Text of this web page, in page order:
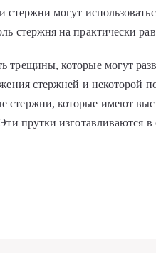
стержни могут
стержня на практически
трещины, которые могут
стержней и некоторой
стержни, которые имеют
прутки изготавливаются